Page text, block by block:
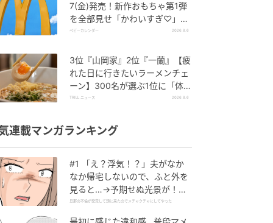
7(金)発売！新作おもちゃ第1弾
を全部見せ「かわいすぎ♡」
「絶対行く！」
ベビーカレンダー 2026.8.6
3位『山岡家』2位『一蘭』【疲
れた日に行きたいラーメンチェ
ーン】300名が選ぶ1位に「体
に染みわたる」「満足感と元気
TRILL ニュース 2026.8.6
連載マンガランキング
#1 「え？浮気！？」夫がなか
なか帰宅しないので、ふと外を
見ると…→予期せぬ光景が！｜
旦那の不倫が発覚して頭に来た
旦那の不倫が発覚して頭に来たのでメチャクチャにしてやった